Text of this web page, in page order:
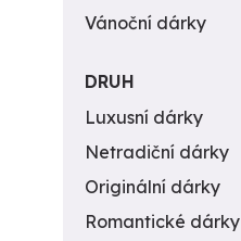
Vánoční dárky
DRUH
Luxusní dárky
Netradiční dárky
Originální dárky
Romantické dárky